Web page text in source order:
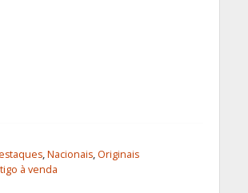
,Nacionais, Originais
à venda